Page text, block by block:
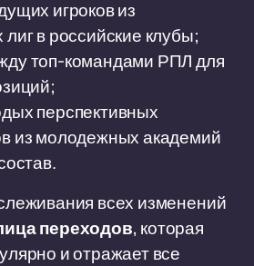
игроков из
в российские клубы;
топ-командами РПЛ для
перспективных
из молодежных академий
всех изменений
переходов, которая
и отражает все